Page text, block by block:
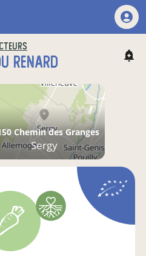
RENARD
Chemin des Granges
Sergy